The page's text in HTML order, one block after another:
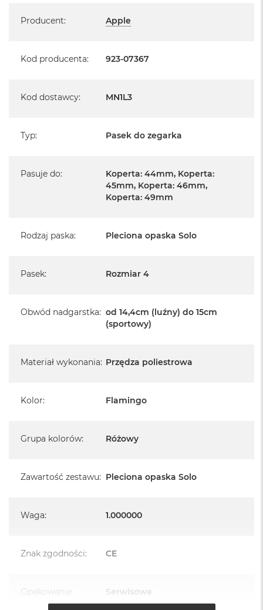
Producent: Apple
Kod producenta: 923-07367
Kod dostawcy: MN1L3
Typ: Pasek do zegarka
Pasuje do:
Koperta: 44mm, Koperta:
45mm, Koperta: 46mm,
Koperta: 49mm
Rodzaj paska: Pleciona opaska Solo
Pasek: Rozmiar 4
Obwód nadgarstka: od 14,4cm (luźny) do 15cm
(sportowy)
Materiał wykonania: Przędza poliestrowa
Kolor: Flamingo
Grupa kolorów: Różowy
Zawartość zestawu: Pleciona opaska Solo
Waga: 1.000000
Znak zgodności: CE
Opakowanie
(pudełko):
Serwisowe